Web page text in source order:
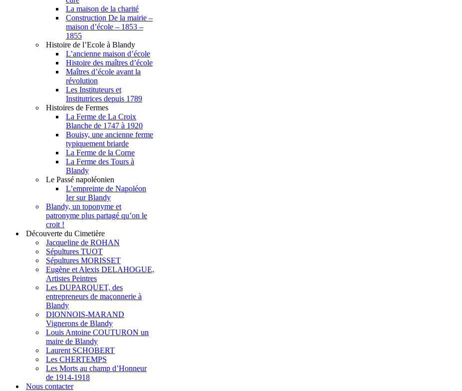
La maison de la charité
Construction De la mairie –
maison d’école – 1853 –
1855
Histoire de l’Ecole à Blandy
L’ancienne maison d’école
Histoire des maîtres d’école
Maîtres d’école avant la
révolution
Les Instituteurs et
Institutrices depuis 1789
Histoires de Fermes
La Ferme de La Croix
Blanche de 1747 à 1920
Bouisy, une ancienne ferme
typiquement briarde
La Ferme de la Corne
La Ferme des Tours à
Blandy
Le Passé napoléonien
L’empreinte de Napoléon
Ier sur Blandy
Blandy, un toponyme et
patronyme plus partagé qu’on le
croit !
Découverte du Cimetière
Jacqueline de ROHAN
Sépultures TUOT
Sépultures MORISSET
Eugène et Alexis DELAHOGUE,
Artistes Peintres
Les DUPARQUET, des
entrepreneurs de maçonnerie à
Blandy
DIONNOIS-MARAND
Vignerons de Blandy
Louis Antoine COUTURON un
maire de Blandy
Laurent SCHOBERT
Les CHERTEMPS
Les Morts au champ d’Honneur
de 1914-1918
Nous contacter